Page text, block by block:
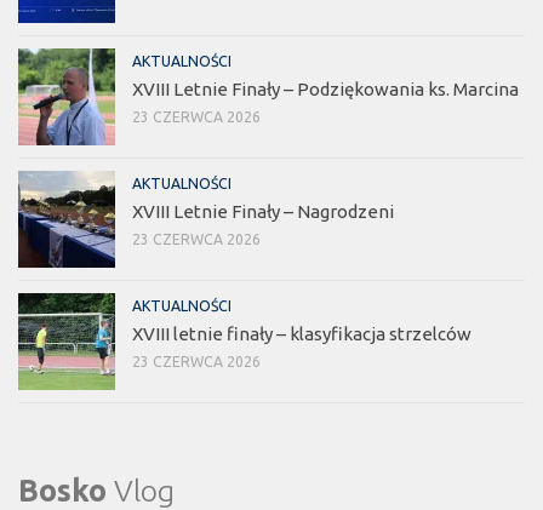
AKTUALNOŚCI
XVIII Letnie Finały – Podziękowania ks. Marcina
23 CZERWCA 2026
AKTUALNOŚCI
XVIII Letnie Finały – Nagrodzeni
23 CZERWCA 2026
AKTUALNOŚCI
XVIII letnie finały – klasyfikacja strzelców
23 CZERWCA 2026
Bosko Vlog